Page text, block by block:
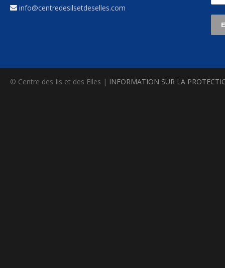
info@centredesilsetdeselles.com
© Centre des Ils et des Elles | INFORMATION SUR LA